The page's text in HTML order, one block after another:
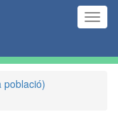
població)